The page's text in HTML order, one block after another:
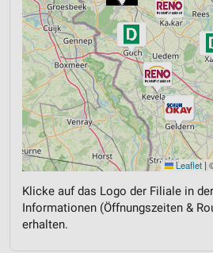
Leaflet |
Klicke auf das Logo der Filiale in
Informationen (Öffnungszeiten &
erhalten.